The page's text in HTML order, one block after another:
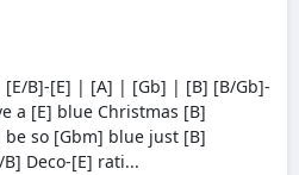
B]-[E] | [A] | [Gb] | [B] [B/Gb]-
a [E] blue Christmas [B]
so [Gbm] blue just [B]
Deco-[E] rati...